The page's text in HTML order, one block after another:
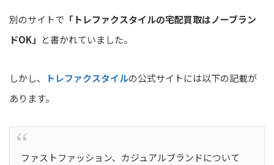
別のサイトで 「トレファクスタイルの宅配買取はノーブラン
ドOK」 と書かれていました。
しかし、 トレファクスタイルの公式サイトには以下の記載が
あります。
ファストファッション、カジュアルブランドについて